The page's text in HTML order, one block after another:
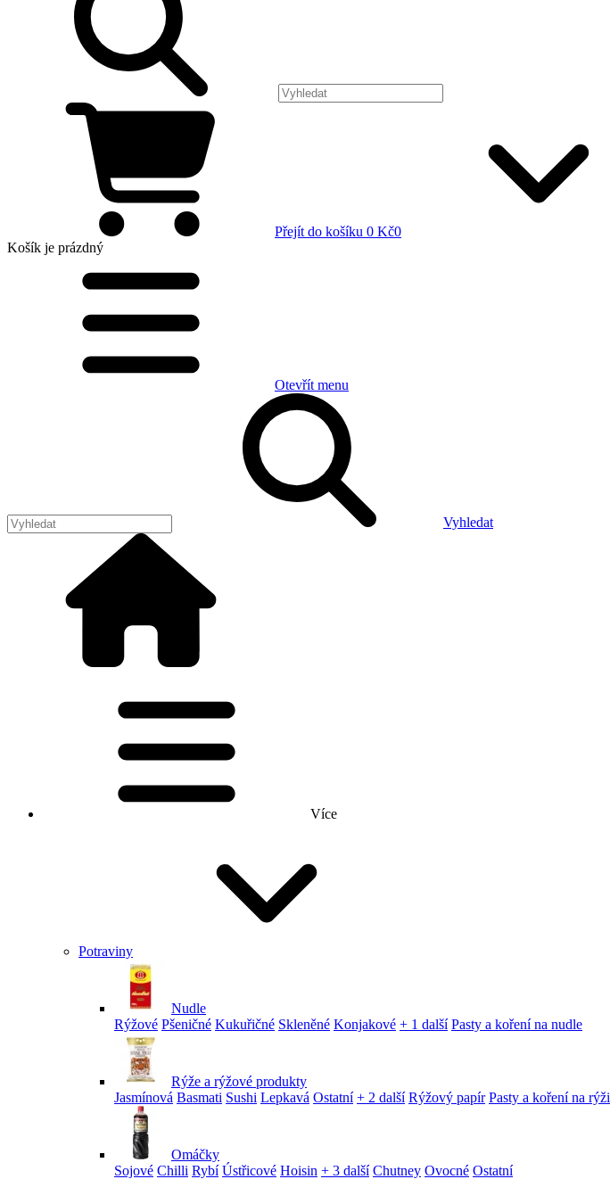
Přejít do košíku 0 Kč0
Košík je prázdný
Otevřít menu
Vyhledat
Více
Potraviny
Nudle
Rýžové Pšeničné Kukuřičné Skleněné Konjakové + 1 další Pasty a koření na nudle
Rýže a rýžové produkty
Jasmínová Basmati Sushi Lepkavá Ostatní + 2 další Rýžový papír Pasty a koření na rýži
Omáčky
Sojové Chilli Rybí Ústřicové Hoisin + 3 další Chutney Ovocné Ostatní